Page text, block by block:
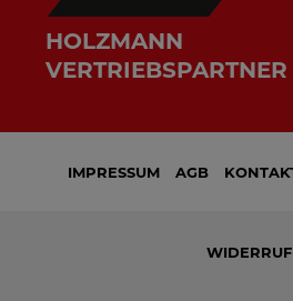
HOLZMANN
IMPRESSUM AGB
WIDERRUF